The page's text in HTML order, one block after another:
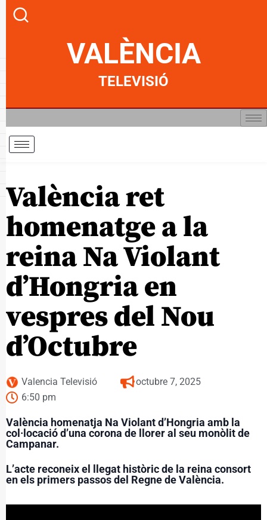
VALÈNCIA
TELEVISIÓ
València ret
homenatge a la
reina Na Violant
d’Hongria en
vespres del Nou
d’Octubre
Valencia Televisió
octubre 7, 2025
6:50 pm
València homenatja Na Violant d’Hongria amb la
col·locació d’una corona de llorer al seu monòlit de
Campanar.
L’acte reconeix el llegat històric de la reina consort
en els primers passos del Regne de València.